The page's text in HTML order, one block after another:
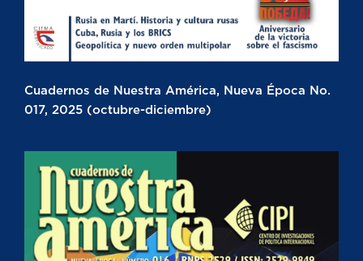
Cuadernos de Nuestra América, Nueva Época No.
017, 2025 (octubre-diciembre)